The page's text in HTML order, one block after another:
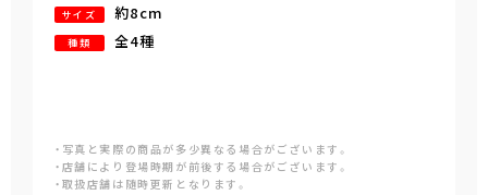
サイズ 約8cm
種類 全4種
・写真と実際の商品が多少異なる場合がございます。
・店舗により登場時期が前後する場合がございます。
・取扱店舗は随時更新となります。